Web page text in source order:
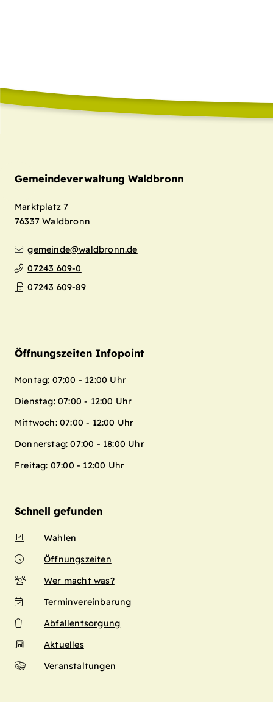
Gemeindeverwaltung Waldbronn
Marktplatz 7
76337 Waldbronn
gemeinde@waldbronn.de
07243 609-0
07243 609-89
Leaflet| Map data ©OpenStreetMap
contributors,CC-BY-SA
Öffnungszeiten Infopoint
Montag: 07:00 - 12:00 Uhr
Dienstag: 07:00 - 12:00 Uhr
Mittwoch: 07:00 - 12:00 Uhr
Donnerstag: 07:00 - 18:00 Uhr
Freitag: 07:00 - 12:00 Uhr
Schnell gefunden
Wahlen
Öffnungszeiten
Wer macht was?
Terminvereinbarung
Abfallentsorgung
Aktuelles
Veranstaltungen